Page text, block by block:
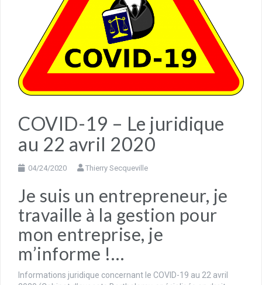
COVID-19 – Le juridique
au 22 avril 2020
04/24/2020 Thierry Secqueville
Je suis un entrepreneur, je
travaille à la gestion pour
mon entreprise, je
m’informe !…
Informations juridique concernant le COVID-19 au 22 avril